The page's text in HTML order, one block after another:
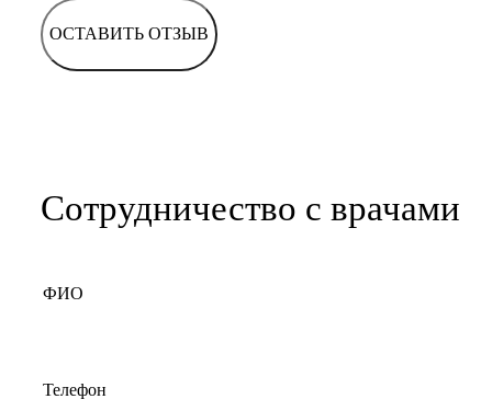
ОСТАВИТЬ ОТЗЫВ
Сотрудничество с врачами